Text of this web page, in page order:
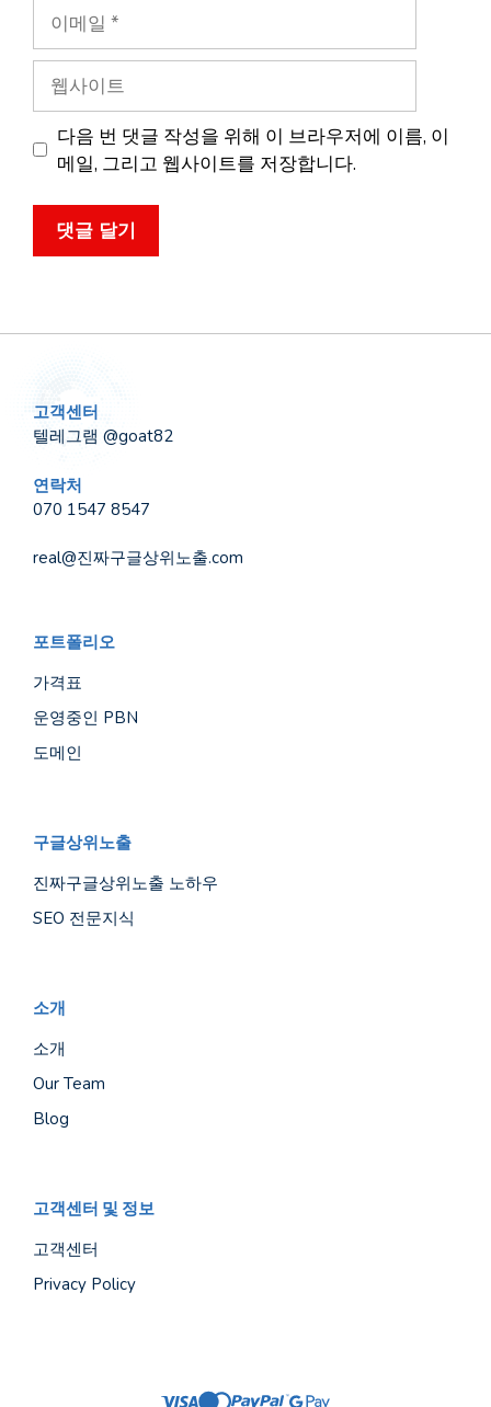
일
트
다음 번 댓글 작성을 위해 이 브라우저에 이름, 이
메일, 그리고 웹사이트를 저장합니다.
고객센터
텔레그램 @goat82
연락처
070 1547 8547
real@진짜구글상위노출.com
포트폴리오
가격표
운영중인 PBN
도메인
구글상위노출
진짜구글상위노출 노하우
SEO 전문지식
소개
소개
Our Team
Blog
고객센터 및 정보
고객센터
Privacy Policy